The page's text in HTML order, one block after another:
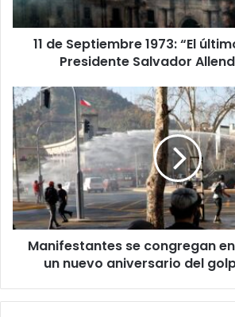
del
Presidente
Salvador
11 de Septiembre 1973: “El
Presidente Salvador
Manifestantes
se
congregan
en
Plaza
Italia
en
un
nuevo
aniversario
Manifestantes se congregan
un nuevo aniversario del